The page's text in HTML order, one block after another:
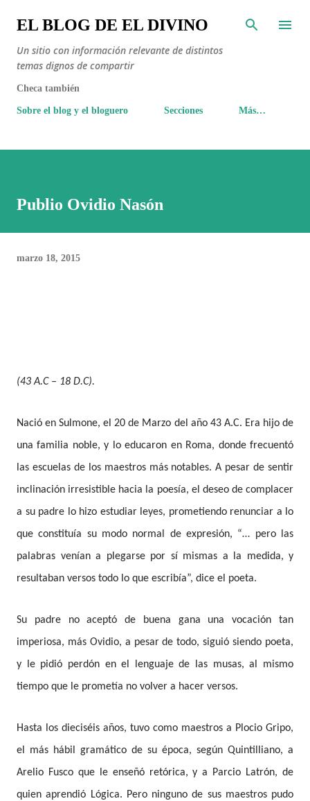
Ir al contenido principal
EL BLOG DE EL DIVINO
Un sitio con información relevante de distintos
temas dignos de compartir
Checa también
Sobre el blog y el bloguero Secciones Más…
Publio Ovidio Nasón
marzo 18, 2015
(43 A.C – 18 D.C).
Nació en Sulmone, el 20 de Marzo del año 43 A.C. Era hijo de
una familia noble, y lo educaron en Roma, donde frecuentó
las escuelas de los maestros más notables. A pesar de sentir
inclinación irresistible hacia la poesía, el deseo de complacer
a su padre lo hizo estudiar leyes, prometiendo renunciar a lo
que constituía su modo normal de expresión, “… pero las
palabras venían a plegarse por sí mismas a la medida, y
resultaban versos todo lo que escribía”, dice el poeta.
Su padre no aceptó de buena gana una vocación tan
imperiosa, más Ovidio, a pesar de todo, siguió siendo poeta,
y le pidió perdón en el lenguaje de las musas, al mismo
tiempo que le prometía no volver a hacer versos.
Hasta los dieciséis años, tuvo como maestros a Plocio Gripo,
el más hábil gramático de su época, según Quintilliano, a
Arelio Fusco que le enseñó retórica, y a Parcio Latrón, de
quien aprendió Lógica. Pero ninguno de sus maestros pudo